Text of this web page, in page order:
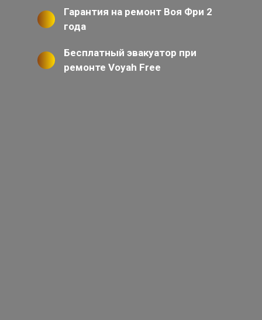
Гарантия на ремонт Воя Фри 2
года
Бесплатный эвакуатор при
ремонте Voyah Free